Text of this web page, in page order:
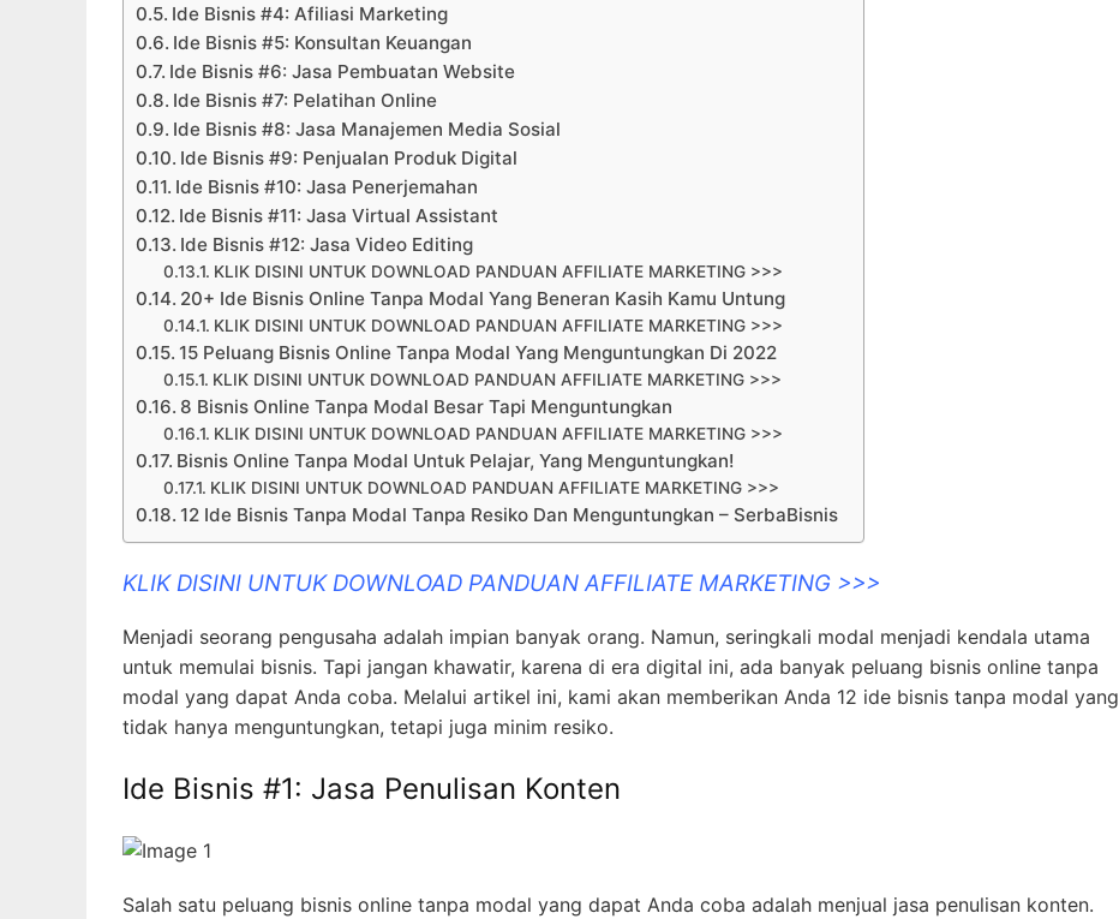
Ide Bisnis #4: Afiliasi Marketing
Ide Bisnis #5: Konsultan Keuangan
Ide Bisnis #6: Jasa Pembuatan Website
Ide Bisnis #7: Pelatihan Online
Ide Bisnis #8: Jasa Manajemen Media Sosial
Ide Bisnis #9: Penjualan Produk Digital
Ide Bisnis #10: Jasa Penerjemahan
Ide Bisnis #11: Jasa Virtual Assistant
Ide Bisnis #12: Jasa Video Editing
KLIK DISINI UNTUK DOWNLOAD PANDUAN AFFILIATE MARKETING >>>
20+ Ide Bisnis Online Tanpa Modal Yang Beneran Kasih Kamu Untung
KLIK DISINI UNTUK DOWNLOAD PANDUAN AFFILIATE MARKETING >>>
15 Peluang Bisnis Online Tanpa Modal Yang Menguntungkan Di 2022
KLIK DISINI UNTUK DOWNLOAD PANDUAN AFFILIATE MARKETING >>>
8 Bisnis Online Tanpa Modal Besar Tapi Menguntungkan
KLIK DISINI UNTUK DOWNLOAD PANDUAN AFFILIATE MARKETING >>>
Bisnis Online Tanpa Modal Untuk Pelajar, Yang Menguntungkan!
KLIK DISINI UNTUK DOWNLOAD PANDUAN AFFILIATE MARKETING >>>
12 Ide Bisnis Tanpa Modal Tanpa Resiko Dan Menguntungkan – SerbaBisnis
KLIK DISINI UNTUK DOWNLOAD PANDUAN AFFILIATE MARKETING >>>
Menjadi seorang pengusaha adalah impian banyak orang. Namun, seringkali modal menjadi kendala utama
untuk memulai bisnis. Tapi jangan khawatir, karena di era digital ini, ada banyak peluang bisnis online tanpa
modal yang dapat Anda coba. Melalui artikel ini, kami akan memberikan Anda 12 ide bisnis tanpa modal yang
tidak hanya menguntungkan, tetapi juga minim resiko.
Ide Bisnis #1: Jasa Penulisan Konten
Salah satu peluang bisnis online tanpa modal yang dapat Anda coba adalah menjual jasa penulisan konten.